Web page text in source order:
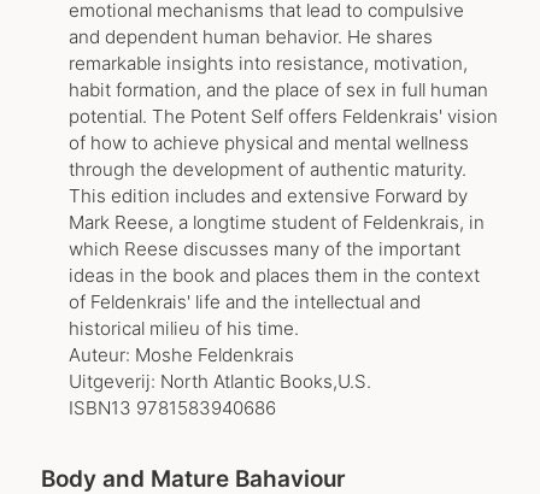
emotional mechanisms that lead to compulsive
and dependent human behavior. He shares
remarkable insights into resistance, motivation,
habit formation, and the place of sex in full human
potential. The Potent Self offers Feldenkrais' vision
of how to achieve physical and mental wellness
through the development of authentic maturity.
This edition includes and extensive Forward by
Mark Reese, a longtime student of Feldenkrais, in
which Reese discusses many of the important
ideas in the book and places them in the context
of Feldenkrais' life and the intellectual and
historical milieu of his time.
Auteur: Moshe Feldenkrais
Uitgeverij: North Atlantic Books,U.S.
ISBN13 9781583940686
Body and Mature Bahaviour